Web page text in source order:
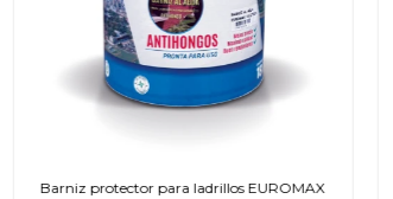
Barniz protector para ladrillos EUROMAX